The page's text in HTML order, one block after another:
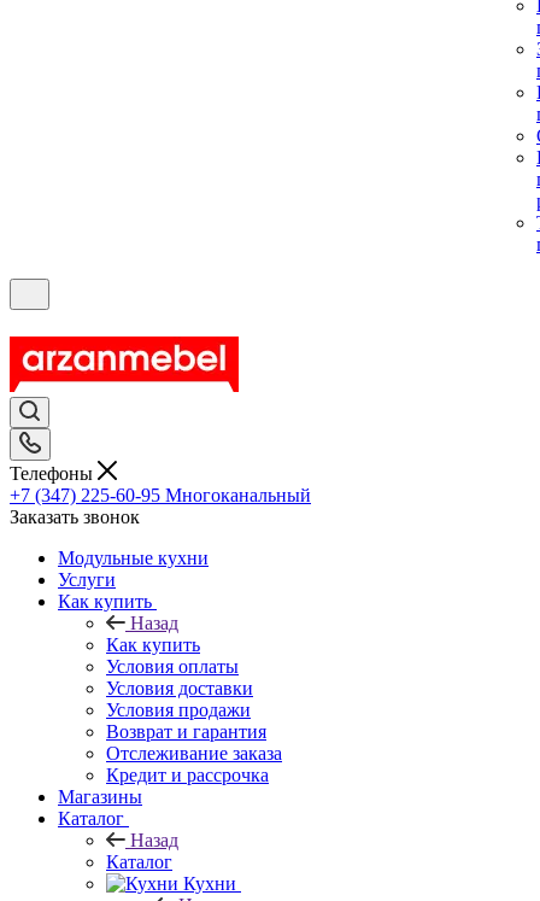
Телефоны
+7 (347) 225-60-95 Многоканальный
Заказать звонок
Модульные кухни
Услуги
Как купить
Назад
Как купить
Условия оплаты
Условия доставки
Условия продажи
Возврат и гарантия
Отслеживание заказа
Кредит и рассрочка
Магазины
Каталог
Назад
Каталог
Кухни